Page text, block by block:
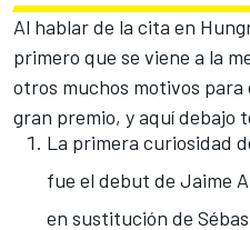
Al hablar de la cita en
primero que se viene a la
otros muchos motivos
gran premio, y aquí debajo
La primera curiosidad
fue el debut de Jaime
en sustitución de